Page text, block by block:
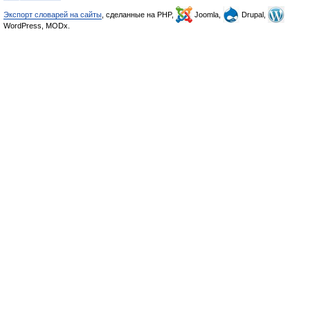
Экспорт словарей на сайты , сделанные на PHP, Joomla,
Drupal,
WordPress, MODx.